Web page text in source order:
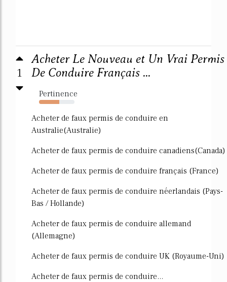
1
Acheter Le Nouveau et Un Vrai Permis
De Conduire Français ...
Pertinence
57%
Acheter de faux permis de conduire en
Australie(Australie)
Acheter de faux permis de conduire canadiens(Canada)
Acheter de faux permis de conduire français (France)
Acheter de faux permis de conduire néerlandais (Pays-
Bas / Hollande)
Acheter de faux permis de conduire allemand
(Allemagne)
Acheter de faux permis de conduire UK (Royaume-Uni)
Acheter de faux permis de conduire...